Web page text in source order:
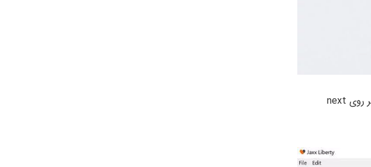
پس از دانلود آن، با کلیک بر روی فایل مورد نظر به راحتی آن را نصب کنید (صرفا چند کلیک ساده بر روی next